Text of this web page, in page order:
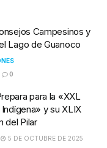
Campesinos y
Lago de Guanoco
0
para la «XXL
y su XLIX
del Pilar
5 DE OCTUBRE DE 2025